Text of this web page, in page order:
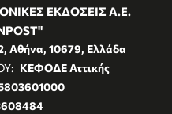
ΕΚΔΟΣΕΙΣ Α.Ε.
Αθήνα, 10679, Ελλάδα
ΚΕΦΟΔΕ Αττικής